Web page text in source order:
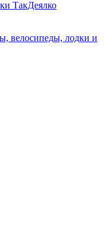
ТакДеялко
велосипеды, лодки и